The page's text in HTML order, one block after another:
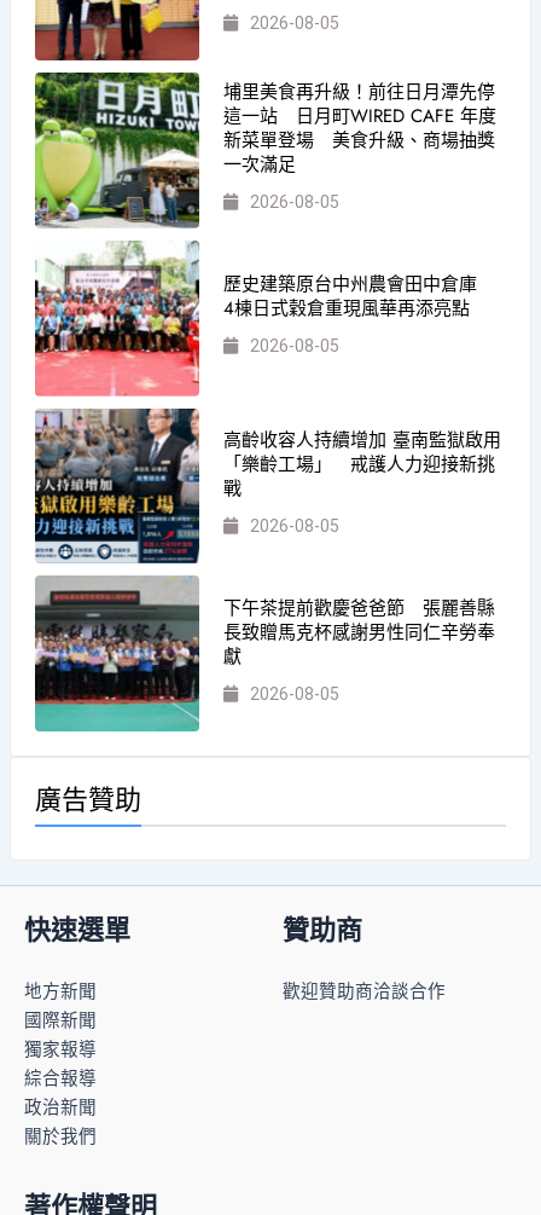
2026-08-05
埔里美食再升級！前往日月潭先停
這一站 日月町WIRED CAFE 年度
新菜單登場 美食升級、商場抽獎
一次滿足
2026-08-05
歷史建築原台中州農會田中倉庫
4棟日式穀倉重現風華再添亮點
2026-08-05
高齡收容人持續增加 臺南監獄啟用
「樂齡工場」 戒護人力迎接新挑
戰
2026-08-05
下午茶提前歡慶爸爸節 張麗善縣
長致贈馬克杯感謝男性同仁辛勞奉
獻
2026-08-05
廣告贊助
快速選單
地方新聞
國際新聞
獨家報導
綜合報導
政治新聞
關於我們
贊助商
歡迎贊助商洽談合作
著作權聲明